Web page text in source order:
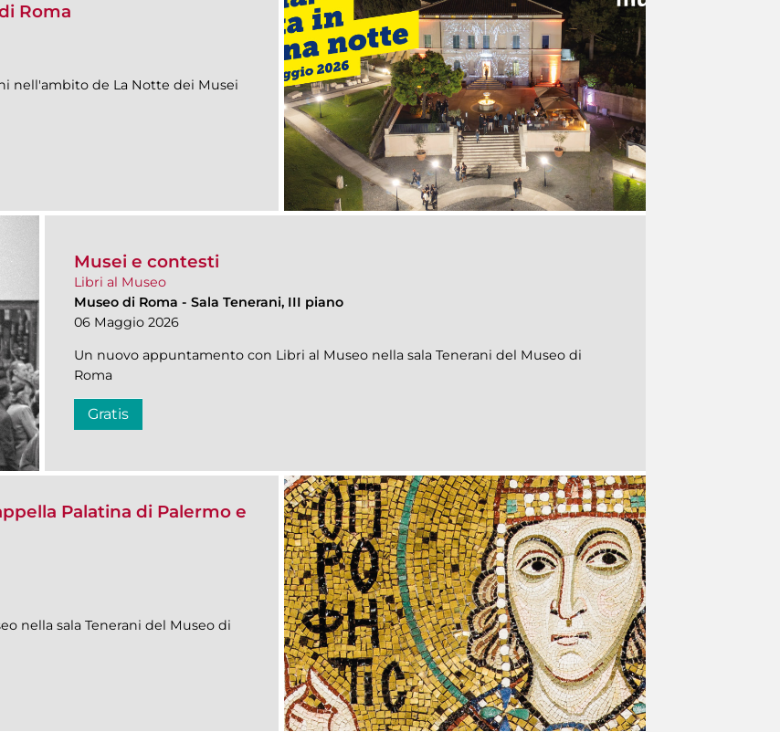
Roma
nell'ambito de La Notte dei Musei
Musei e contesti
Libri al Museo
Museo di Roma - Sala Tenerani, III piano
06 Maggio 2026
Un nuovo appuntamento con Libri al Museo nella sala Tenerani del Museo di
Roma
Gratis
Palatina di Palermo e
nella sala Tenerani del Museo di